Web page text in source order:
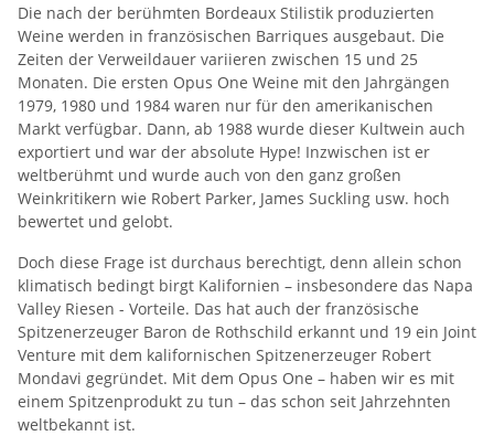
Die nach der berühmten Bordeaux Stilistik produzierten
Weine werden in französischen Barriques ausgebaut. Die
Zeiten der Verweildauer variieren zwischen 15 und 25
Monaten. Die ersten Opus One Weine mit den Jahrgängen
1979, 1980 und 1984 waren nur für den amerikanischen
Markt verfügbar. Dann, ab 1988 wurde dieser Kultwein auch
exportiert und war der absolute Hype! Inzwischen ist er
weltberühmt und wurde auch von den ganz großen
Weinkritikern wie Robert Parker, James Suckling usw. hoch
bewertet und gelobt.
Doch diese Frage ist durchaus berechtigt, denn allein schon
klimatisch bedingt birgt Kalifornien – insbesondere das Napa
Valley Riesen - Vorteile. Das hat auch der französische
Spitzenerzeuger Baron de Rothschild erkannt und 19 ein Joint
Venture mit dem kalifornischen Spitzenerzeuger Robert
Mondavi gegründet. Mit dem Opus One – haben wir es mit
einem Spitzenprodukt zu tun – das schon seit Jahrzehnten
weltbekannt ist.